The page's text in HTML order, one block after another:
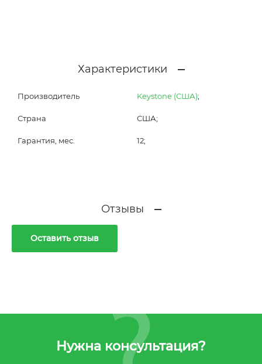
Характеристики
Производитель Keystone (США);
Страна США;
Гарантия, мес. 12;
Отзывы
Оставить отзыв
Нужна консультация?